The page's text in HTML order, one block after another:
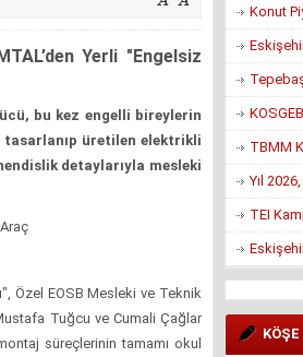
Yerli "Engelsiz
bu kez engelli bireylerin
tasarlanıp üretilen elektrikli
detaylarıyla mesleki
Özel EOSB Mesleki ve Teknik
Tuğcu ve Cumali Çağlar
süreçlerinin tamamı okul
Konut
TBMM
Yıl
TEI